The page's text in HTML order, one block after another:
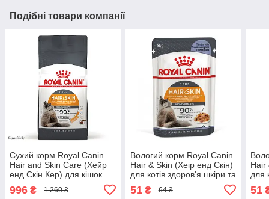
Подібні товари компанії
Сухий корм Royal Canin
Hair and Skin Care (Хейр
енд Скін Кер) для кішок
здоров'я шкіри та блиску
шерсті, 2 КГ
996 ₴ 1 260 ₴
Вологий корм Royal Canin
Hair & Skin (Хеір енд Скін)
для котів здоров'я шкіри та
блиск шерсті, в желе 85 гр
від 12шт
51₴ 64 ₴
Hair
для
гр
51